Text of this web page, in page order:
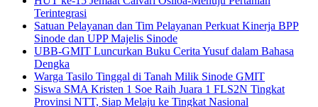
Terintegrasi
Satuan Pelayanan dan Tim Pelayanan Perkuat Kinerja BPP
Sinode dan UPP Majelis Sinode
UBB-GMIT Luncurkan Buku Cerita Yusuf dalam Bahasa
Dengka
Warga Tasilo Tinggal di Tanah Milik Sinode GMIT
Siswa SMA Kristen 1 Soe Raih Juara 1 FLS2N Tingkat
Provinsi NTT, Siap Melaju ke Tingkat Nasional